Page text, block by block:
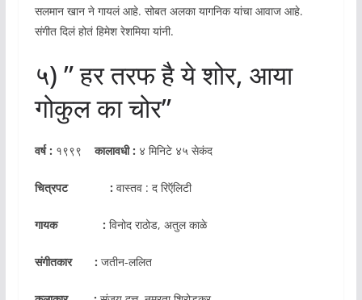
सलमान खान ने गायलं आहे. सोबत अलका यागनिक यांचा आवाज आहे.
संगीत दिलं होतं हिमेश रेशमिया यांनी.
५) ” हर तरफ है ये शोर, आया
गोकुल का चोर”
वर्ष : १९९९कालावधी : ४ मिनिटे ४५ सेकंद
चित्रपट : वास्तव : द रिऍलिटी
गायक : विनोद राठोड, अतुल काळे
संगीतकार : जतीन-ललित